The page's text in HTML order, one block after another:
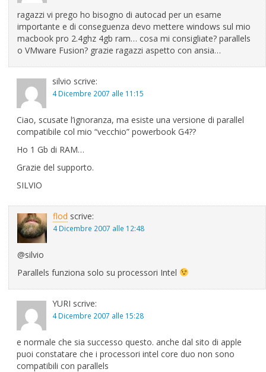
ragazzi vi prego ho bisogno di autocad per un esame
importante e di conseguenza devo mettere windows sul mio
macbook pro 2.4ghz 4gb ram… cosa mi consigliate? parallels
o VMware Fusion? grazie ragazzi aspetto con ansia…
silvio scrive:
4 Dicembre 2007 alle 11:15
Ciao, scusate l’ignoranza, ma esiste una versione di parallel
compatibile col mio “vecchio” powerbook G4??
Ho 1 Gb di RAM…
Grazie del supporto.
SILVIO
flod scrive:
4 Dicembre 2007 alle 12:48
@silvio
Parallels funziona solo su processori Intel
YURI scrive:
4 Dicembre 2007 alle 15:28
e normale che sia successo questo. anche dal sito di apple
puoi constatare che i processori intel core duo non sono
compatibili con parallels